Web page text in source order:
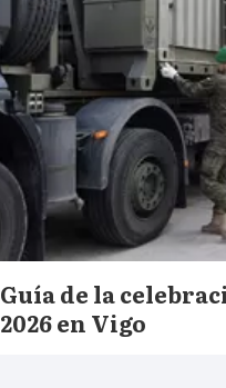
Guía de la
2026 en Vigo